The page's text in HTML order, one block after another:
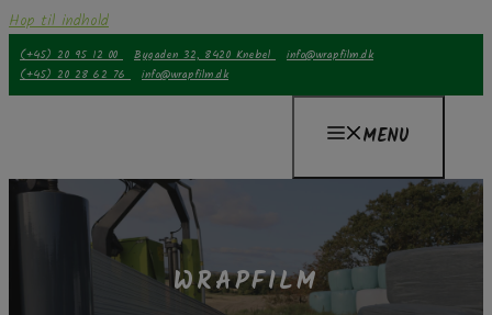
Hop til indhold
(+45) 20 95 12 00 Bygaden 32, 8420 Knebel
info@wrapfilm.dk
(+45) 20 28 62 76
info@wrapfilm.dk
MENU
WRAPFILM